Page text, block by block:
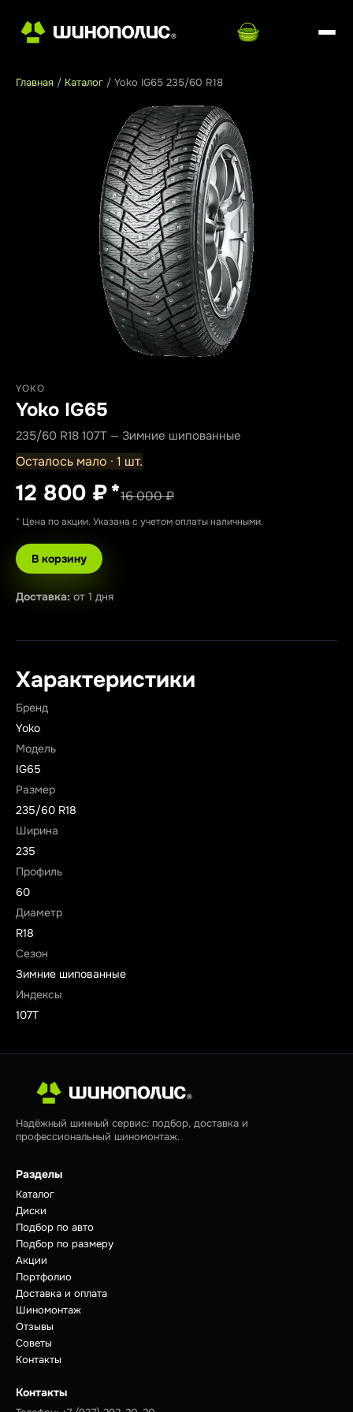
Главная / Каталог / Yoko IG65 235/60 R18
YOKO
Yoko IG65
235/60 R18 107T — Зимние шипованные
Осталось мало · 1 шт.
12 800 ₽*16 000 ₽
* Цена по акции. Указана с учетом оплаты наличными.
В корзину
Доставка: от 1 дня
Характеристики
Бренд
Yoko
Модель
IG65
Размер
235/60 R18
Ширина
235
Профиль
60
Диаметр
R18
Сезон
Зимние шипованные
Индексы
107T
Надёжный шинный сервис: подбор, доставка и
профессиональный шиномонтаж.
Разделы
Каталог
Диски
Подбор по авто
Подбор по размеру
Акции
Портфолио
Доставка и оплата
Шиномонтаж
Отзывы
Советы
Контакты
Контакты